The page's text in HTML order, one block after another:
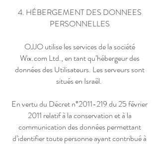
4. HÉBERGEMENT DES DONNEES
PERSONNELLES
OJJO utilise les services de la société
Wix.com Ltd., en tant qu’hébergeur des
données des Utilisateurs. Les serveurs sont
situés en Israël.
En vertu du Décret n°2011-219du 25 février
2011 relatif à la conservation et à la
communication des données permettant
d’identifier toute personne ayant contribué à